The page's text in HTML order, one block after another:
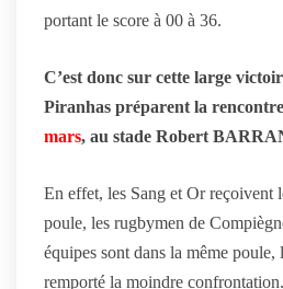
portant le score à 00 à 36.
C’est donc sur cette large
Piranhas préparent la
mars, au stade Robert
En effet, les Sang et Or reçoivent
poule, les rugbymen de
équipes sont dans la même
remporté la moindre confrontation.